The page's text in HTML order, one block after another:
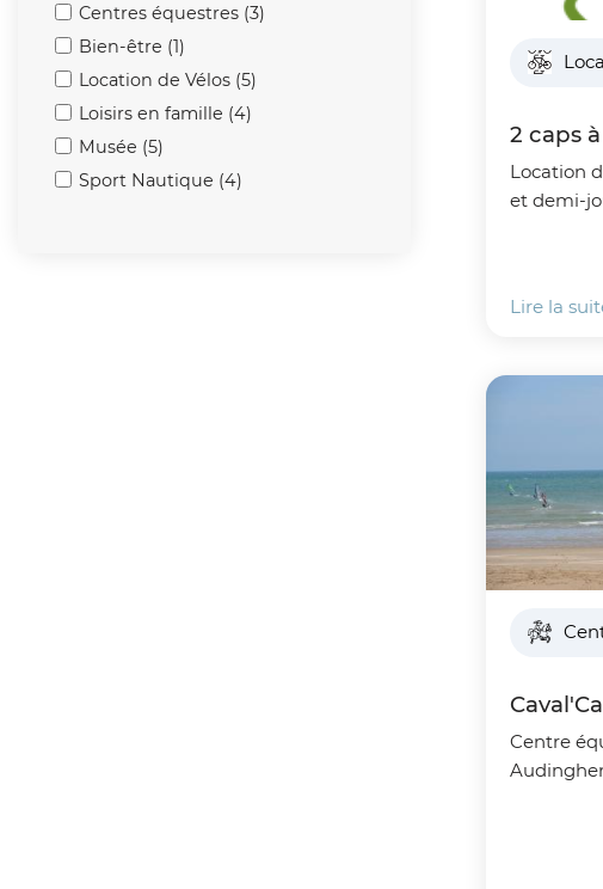
Centres équestres (3)
Bien-être (1)
Location de Vélos (5)
Loisirs en famille (4)
Musée (5)
Sport Nautique (4)
2 caps
Location
et demi-
Lire la
Centre